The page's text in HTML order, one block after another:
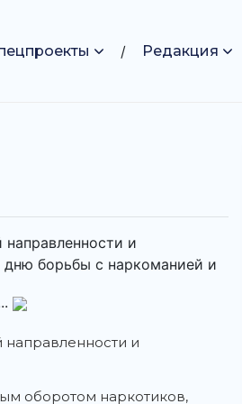
Редакция
и
борьбы с наркоманией и
направленности и
оборотом наркотиков,